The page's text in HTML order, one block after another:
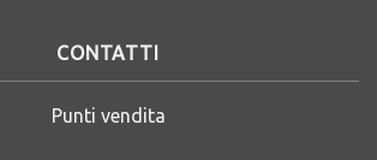
CONTATTI
Punti vendita